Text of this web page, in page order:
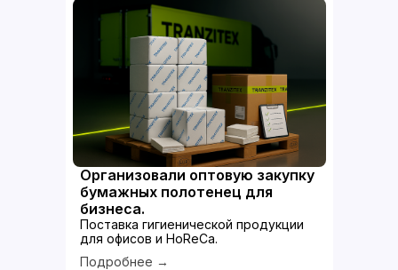
Организовали оптовую закупку
бумажных полотенец для
бизнеса.
Поставка гигиенической продукции
для офисов и HoReCa.
Подробнее →